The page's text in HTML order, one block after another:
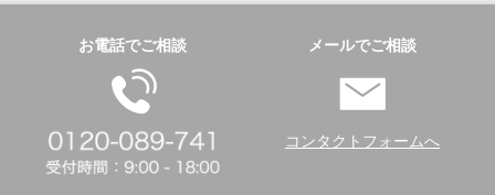
お電話でご相談 メールでご相談
コンタクトフォームへ